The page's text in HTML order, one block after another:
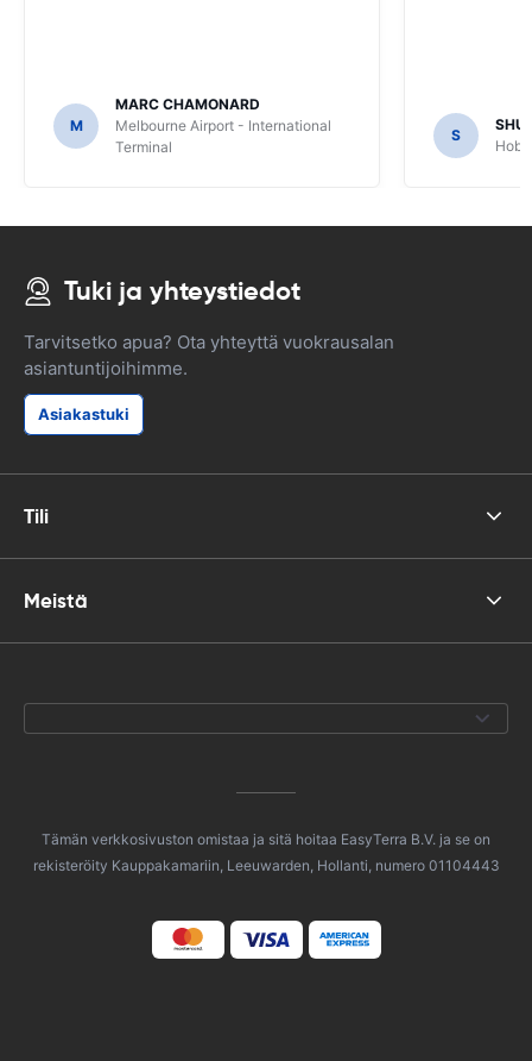
M
MARC CHAMONARD
Melbourne Airport - International
Terminal
S
Tuki ja yhteystiedot
Tarvitsetko apua? Ota yhteyttä vuokrausalan
asiantuntijoihimme.
Asiakastuki
Tili
Meistä
Tämän verkkosivuston omistaa ja sitä hoitaa EasyTerra B.V. ja se on
rekisteröity Kauppakamariin, Leeuwarden, Hollanti, numero 01104443